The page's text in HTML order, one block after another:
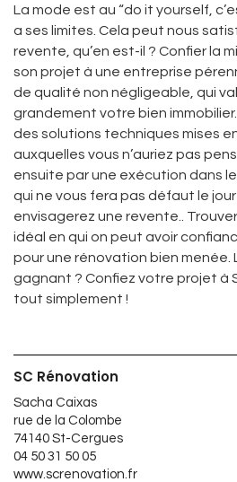
La mode est au “do it yourself,
a ses limites. Cela peut nous
revente, qu’en est-il ? Confier la
son projet à une entreprise
de qualité non négligeable, qui
grandement votre bien immobilier.
des solutions techniques mises
auxquelles vous n’auriez pas
ensuite par une exécution dans
qui ne vous fera pas défaut le
envisagerez une revente..
idéal en qui on peut avoir
pour une rénovation bien menée.
gagnant ? Confiez votre projet à
tout simplement !
SC Rénovation
Sacha Caixas
rue de la Colombe
74140 St-Cergues
04 50 31 50 05
www.screnovation.fr